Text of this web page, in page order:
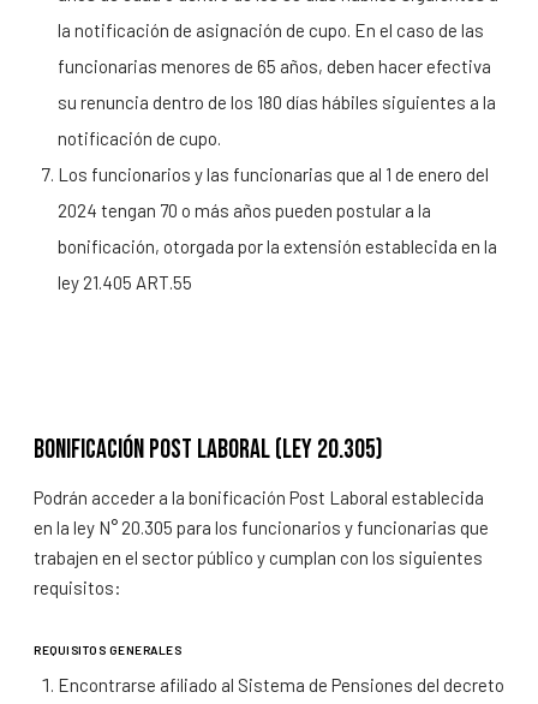
la notificación de asignación de cupo. En el caso de las
funcionarias menores de 65 años, deben hacer efectiva
su renuncia dentro de los 180 días hábiles siguientes a la
notificación de cupo.
Los funcionarios y las funcionarias que al 1 de enero del
2024 tengan 70 o más años pueden postular a la
bonificación, otorgada por la extensión establecida en la
ley 21.405 ART.55
Bonificación Post laboral (ley 20.305)
Podrán acceder a la bonificación Post Laboral establecida
en la ley N° 20.305 para los funcionarios y funcionarias que
trabajen en el sector público y cumplan con los siguientes
requisitos:
REQUISITOS GENERALES
Encontrarse afiliado al Sistema de Pensiones del decreto